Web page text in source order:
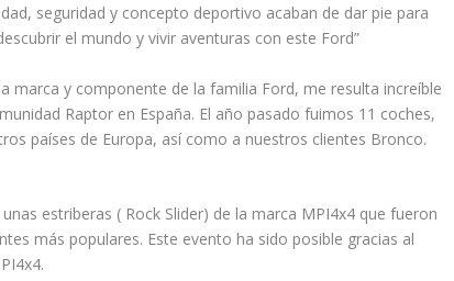
seguridad y concepto deportivo acaban de dar pie para
el mundo y vivir aventuras con este Ford”
marca y componente de la familia Ford, me resulta increíble
Raptor en España. El año pasado fuimos 11 coches,
países de Europa, así como a nuestros clientes Bronco.
estriberas ( Rock Slider) de la marca MPI4x4 que fueron
más populares. Este evento ha sido posible gracias al